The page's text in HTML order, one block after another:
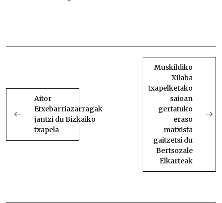
BIDALKETETAN
Aitor
Etxebarriazarragak
jantzi du Bizkaiko
txapela
Muskildiko
Xilaba
txapelketako
saioan
gertatuko
eraso
matxista
gaitzetsi du
Bertsozale
Elkarteak